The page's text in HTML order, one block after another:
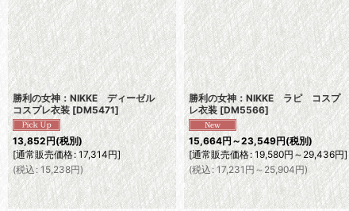
勝利の女神：NIKKE ディーゼル
コスプレ衣装 [DM5471]
13,852円(税別)
[通常販売価格: 17,314円]
(税込: 15,238円)
勝利の女神：NIKKE ラピ コスプ
レ衣装 [DM5566]
15,664円～23,549円(税別)
[通常販売価格: 19,580円～29,436円]
(税込: 17,231円 ～25,904円)